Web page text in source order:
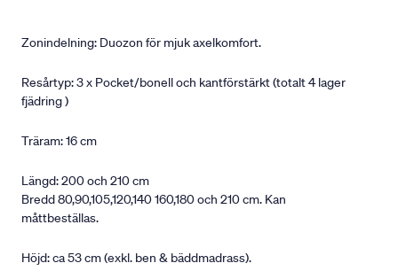
Zonindelning: Duozon för mjuk axelkomfort.
Resårtyp: 3 x Pocket/bonell och kantförstärkt (totalt 4 lager
fjädring )
Träram: 16 cm
Längd: 200 och 210 cm
Bredd 80,90,105,120,140 160,180 och 210 cm. Kan
måttbeställas.
Höjd: ca 53 cm (exkl. ben & bäddmadrass).